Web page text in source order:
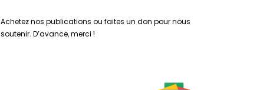
Achetez nos publications ou faites un don pour nous
soutenir. D’avance, merci !